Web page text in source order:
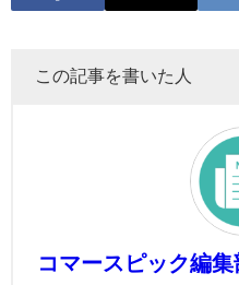
この記事を書いた人
コマースピック編